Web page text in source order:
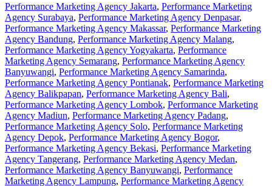
Performance Marketing Agency Jakarta, Performance Marketing
Agency Surabaya, Performance Marketing Agency Denpasar,
Performance Marketing Agency Makassar, Performance Marketing
Agency Bandung, Performance Marketing Agency Malang,
Performance Marketing Agency Yogyakarta, Performance
Marketing Agency Semarang, Performance Marketing Agency
Banyuwangi, Performance Marketing Agency Samarinda,
Performance Marketing Agency Pontianak, Performance Marketing
Agency Balikpapan, Performance Marketing Agency Bali,
Performance Marketing Agency Lombok, Performance Marketing
Agency Madiun, Performance Marketing Agency Padang,
Performance Marketing Agency Solo, Performance Marketing
Agency Depok, Performance Marketing Agency Bogor,
Performance Marketing Agency Bekasi, Performance Marketing
Agency Tangerang, Performance Marketing Agency Medan,
Performance Marketing Agency Banyuwangi, Performance
Marketing Agency Lampung, Performance Marketing Agency